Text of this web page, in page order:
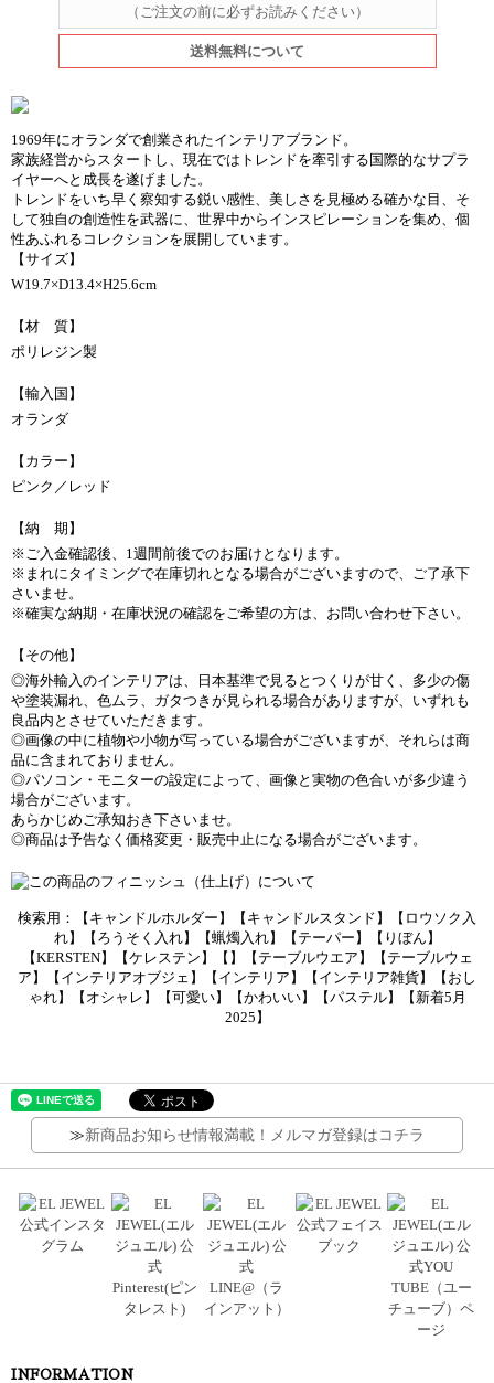
（ご注文の前に必ずお読みください）
送料無料について
1969年にオランダで創業されたインテリアブランド。
家族経営からスタートし、現在ではトレンドを牽引する国際的なサプラ
イヤーへと成長を遂げました。
トレンドをいち早く察知する鋭い感性、美しさを見極める確かな目、そ
して独自の創造性を武器に、世界中からインスピレーションを集め、個
性あふれるコレクションを展開しています。
【サイズ】
W19.7×D13.4×H25.6cm
【材 質】
ポリレジン製
【輸入国】
オランダ
【カラー】
ピンク／レッド
【納 期】
※ご入金確認後、1週間前後でのお届けとなります。
※まれにタイミングで在庫切れとなる場合がございますので、ご了承下
さいませ。
※確実な納期・在庫状況の確認をご希望の方は、お問い合わせ下さい。
【その他】
◎海外輸入のインテリアは、日本基準で見るとつくりが甘く、多少の傷
や塗装漏れ、色ムラ、ガタつきが見られる場合がありますが、いずれも
良品内とさせていただきます。
◎画像の中に植物や小物が写っている場合がございますが、それらは商
品に含まれておりません。
◎パソコン・モニターの設定によって、画像と実物の色合いが多少違う
場合がございます。
あらかじめご承知おき下さいませ。
◎商品は予告なく価格変更・販売中止になる場合がございます。
検索用：【キャンドルホルダー】【キャンドルスタンド】【ロウソク入
れ】【ろうそく入れ】【蝋燭入れ】【テーパー】【りぼん】
【KERSTEN】【ケレステン】【】【テーブルウエア】【テーブルウェ
ア】【インテリアオブジェ】【インテリア】【インテリア雑貨】【おし
ゃれ】【オシャレ】【可愛い】【かわいい】【パステル】【新着5月
2025】
≫新商品お知らせ情報満載！メルマガ登録はコチラ
INFORMATION